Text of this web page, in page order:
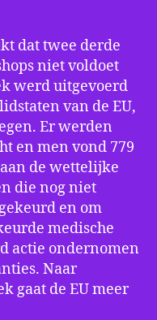
dat twee derde
niet voldoet
werd uitgevoerd
van de EU,
Er werden
en men vond 779
de wettelijke
die nog niet
en om
medische
actie ondernomen
Naar
gaat de EU meer